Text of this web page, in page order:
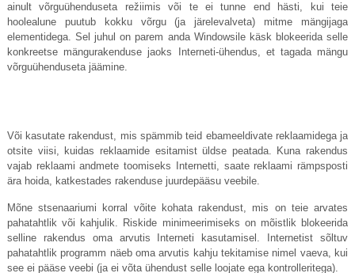
ainult võrguühenduseta režiimis või te ei tunne end hästi, kui teie
hoolealune puutub kokku võrgu (ja järelevalveta) mitme mängijaga
elementidega. Sel juhul on parem anda Windowsile käsk blokeerida selle
konkreetse mängurakenduse jaoks Interneti-ühendus, et tagada mängu
võrguühenduseta jäämine.
Või kasutate rakendust, mis spämmib teid ebameeldivate reklaamidega ja
otsite viisi, kuidas reklaamide esitamist üldse peatada. Kuna rakendus
vajab reklaami andmete toomiseks Internetti, saate reklaami rämpsposti
ära hoida, katkestades rakenduse juurdepääsu veebile.
Mõne stsenaariumi korral võite kohata rakendust, mis on teie arvates
pahatahtlik või kahjulik. Riskide minimeerimiseks on mõistlik blokeerida
selline rakendus oma arvutis Interneti kasutamisel. Internetist sõltuv
pahatahtlik programm näeb oma arvutis kahju tekitamise nimel vaeva, kui
see ei pääse veebi (ja ei võta ühendust selle loojate ega kontrolleritega).